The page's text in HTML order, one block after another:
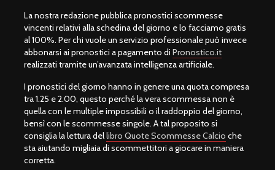
La nostra redazione pubblica pronostici scommesse
vincenti relativi alla schedina del giorno e lo facciamo gratis
al 100%. Per chi vuole un servizio professionale può invece
abbonarsi ai pronostici a pagamento di Pronostico.it
realizzati tramite un’avanzata intelligenza artificiale.
I pronostici del giorno hanno in genere una quota compresa
tra 1.25 e 2.00, questo perché la vera scommessa non è
quella con le multiple impossibili o il raddoppio del giorno,
bensì con le scommesse singole. A tal proposito si
consiglia la lettura dellibro Quote Scommesse Calcio che
sta aiutando migliaia di scommettitori a giocare in maniera
corretta.